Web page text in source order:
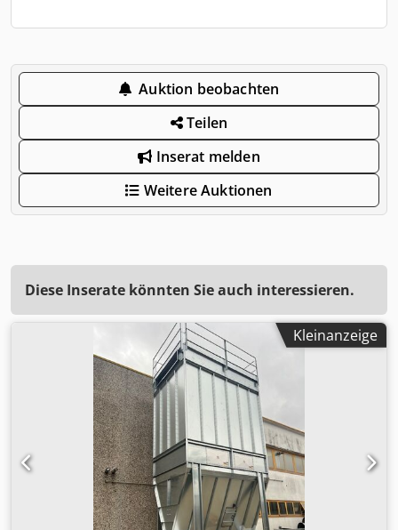
Auktion beobachten
Teilen
Inserat melden
Weitere Auktionen
Diese Inserate könnten Sie auch interessieren.
Kleinanzeige